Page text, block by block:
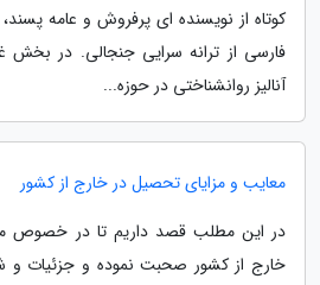
کوتاه از نویسنده ای پرفروش و عامه
فارسی از ترانه سرایی جنجالی. در بخش
آنالیز روانشناختی در حوزه...
معایب و مزایای تحصیل در خارج از کشور
در این مطلب قصد داریم تا در خصوص
خارج از کشور صحبت نموده و جزئیات و